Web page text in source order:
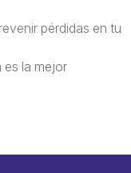
pérdidas en tu
es la mejor